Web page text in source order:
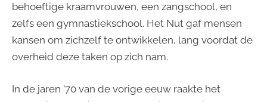
behoeftige kraamvrouwen, een zangschool, en
zelfs een gymnastiekschool. Het Nut gaf mensen
kansen om zichzelf te ontwikkelen, lang voordat de
overheid deze taken op zich nam.
In de jaren ’70 van de vorige eeuw raakte het